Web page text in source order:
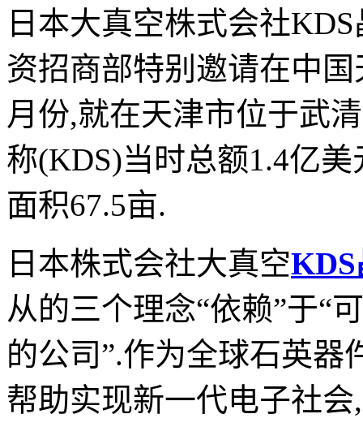
日本大真空株式会社KDS
资招商部特别邀请在中
月份,就在天津市位于武
称(KDS)当时总额1.4亿美
面积67.5亩.
日本株式会社大真空KDS
从的三个理念“依赖”于“
的公司”.作为全球石英器
帮助实现新一代电子社会,